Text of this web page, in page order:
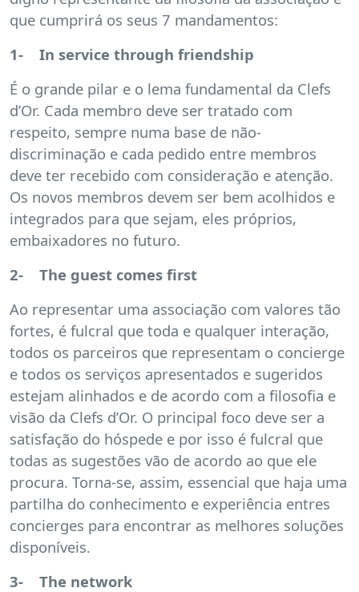
que cumprirá os seus 7 mandamentos:
1- In service through friendship
É o grande pilar e o lema fundamental da Clefs
d’Or. Cada membro deve ser tratado com
respeito, sempre numa base de não-
discriminação e cada pedido entre membros
deve ter recebido com consideração e atenção.
Os novos membros devem ser bem acolhidos e
integrados para que sejam, eles próprios,
embaixadores no futuro.
2- The guest comes first
Ao representar uma associação com valores tão
fortes, é fulcral que toda e qualquer interação,
todos os parceiros que representam o concierge
e todos os serviços apresentados e sugeridos
estejam alinhados e de acordo com a filosofia e
visão da Clefs d’Or. O principal foco deve ser a
satisfação do hóspede e por isso é fulcral que
todas as sugestões vão de acordo ao que ele
procura. Torna-se, assim, essencial que haja uma
partilha do conhecimento e experiência entres
concierges para encontrar as melhores soluções
disponíveis.
3- The network